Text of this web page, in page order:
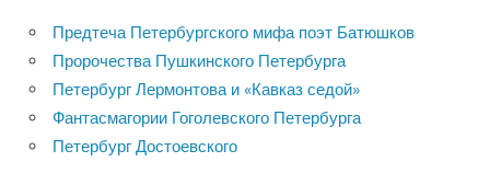
Предтеча Петербургского мифа поэт Батюшков
Пророчества Пушкинского Петербурга
Петербург Лермонтова и «Кавказ седой»
Фантасмагории Гоголевского Петербурга
Петербург Достоевского